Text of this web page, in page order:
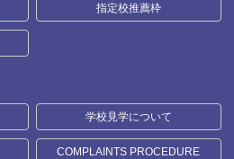
指定校推薦枠
学校見学について
COMPLAINTS PROCEDURE